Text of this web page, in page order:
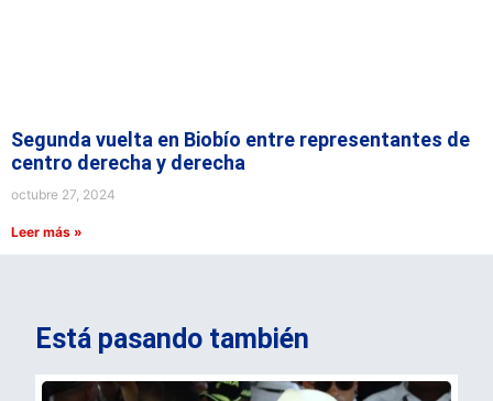
Segunda vuelta en Biobío entre representantes de
centro derecha y derecha
octubre 27, 2024
Leer más »
Está pasando también